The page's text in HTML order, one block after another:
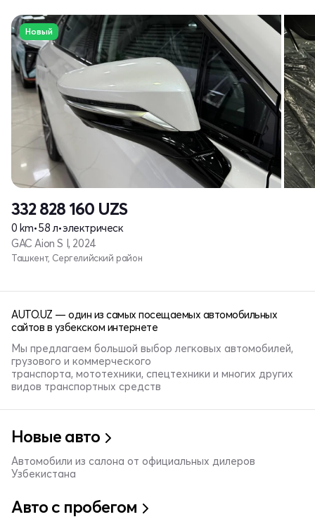
Новый
332 828 160 UZS
0 km•58 л•электрическ
GAC Aion S I, 2024
Ташкент, Сергелийский район
AUTO.UZ — один из самых посещаемых автомобильных
сайтов в узбекском интернете
Мы предлагаем большой выбор легковых автомобилей,
грузового и коммерческого
транспорта, мототехники, спецтехники и многих других
видов транспортных средств
Новые авто
Автомобили из салона от официальных дилеров
Узбекистана
Авто с пробегом